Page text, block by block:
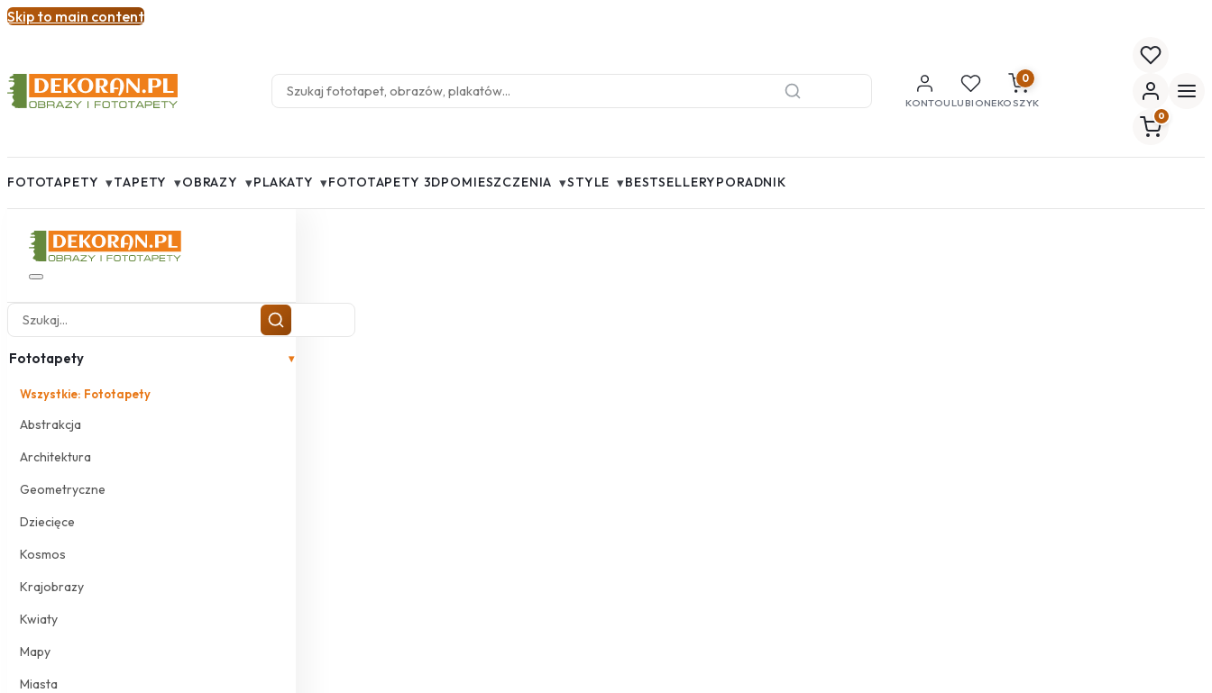
Skip to main content
KONTOULUBIONE
0
KOSZYK
0
FOTOTAPETY ▾TAPETY ▾OBRAZY ▾PLAKATY ▾FOTOTAPETY 3DPOMIESZCZENIA ▾STYLE ▾BESTSELLERYPORADNIK
Fototapety ▾
Wszystkie: Fototapety
Abstrakcja
Architektura
Geometryczne
Dziecięce
Kosmos
Krajobrazy
Kwiaty
Mapy
Miasta